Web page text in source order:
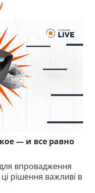
— и все равно
впровадження
ці рішення важливі в